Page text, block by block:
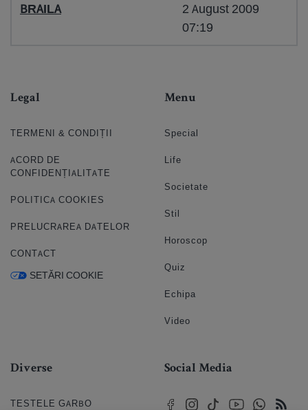
BRAILA
2 August 2009
07:19
Legal
TERMENI & CONDIȚII
ACORD DE
CONFIDENȚIALITATE
POLITICA COOKIES
PRELUCRAREA DATELOR
CONTACT
SETĂRI COOKIE
Menu
Special
Life
Societate
Stil
Horoscop
Quiz
Echipa
Video
Diverse
TESTELE GARBO
Social Media